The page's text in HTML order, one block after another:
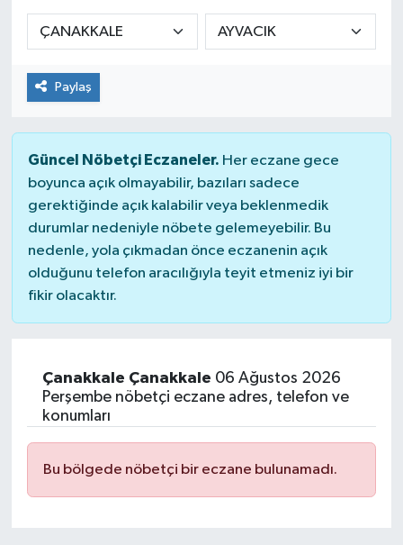
Paylaş
Güncel Nöbetçi Eczaneler. Her eczane gece
boyunca açık olmayabilir, bazıları sadece
gerektiğinde açık kalabilir veya beklenmedik
durumlar nedeniyle nöbete gelemeyebilir. Bu
nedenle, yola çıkmadan önce eczanenin açık
olduğunu telefon aracılığıyla teyit etmeniz iyi bir
fikir olacaktır.
Çanakkale Çanakkale 06 Ağustos 2026
Perşembe nöbetçi eczane adres, telefon ve
konumları
Bu bölgede nöbetçi bir eczane bulunamadı.
KADIN
KULTUR-SANAT
MEDYA
OTOMOBİL
ÖZEL HABER
SAĞLIK
SPOR